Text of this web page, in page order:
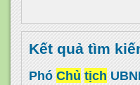
Kết quả tìm
Phó Chủ tịch